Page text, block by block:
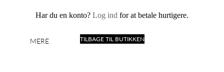
MERE
Har du en konto? Log ind for at betale hurtigere.
TILBAGE TIL BUTIKKEN